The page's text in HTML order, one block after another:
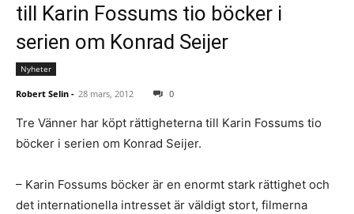
till Karin Fossums tio böcker i
serien om Konrad Seijer
Nyheter
Robert Selin - 28 mars, 2012 0
Tre Vänner har köpt rättigheterna till Karin Fossums tio
böcker i serien om Konrad Seijer.
– Karin Fossums böcker är en enormt stark rättighet och
det internationella intresset är väldigt stort, filmerna